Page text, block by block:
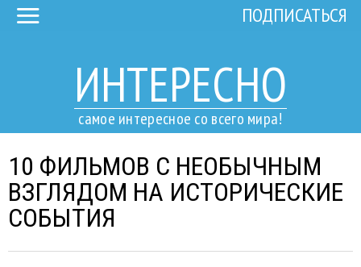
ИНТЕРЕСНО
самое интересное со всего мира!
ПОДПИСАТЬСЯ
10 ФИЛЬМОВ С НЕОБЫЧНЫМ
ВЗГЛЯДОМ НА ИСТОРИЧЕСКИЕ
СОБЫТИЯ